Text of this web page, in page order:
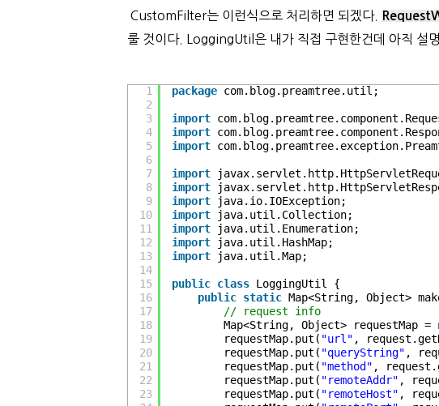
CustomFilter는 이런식으로 처리하면 되겠다.
룰 것이다. LoggingUtil은 내가 직접 구현한건데 아직 설
1
2
3
4
5
6
7
8
9
10
11
12
13
14
15
16
17
18
19
20
21
22
23
package com.blog.preamtree.util;
import
import
import
import
import
import
java.io.IOException;
import
java.util.Collection;
import
java.util.Enumeration;
import
java.util.HashMap;
import
java.util.Map;
public class LoggingUtil {
public static Map<String, Object>
// request info
Map<String, Object> requestMap =
requestMap.put( "url" ,
requestMap.put( "queryString" ,
requestMap.put( "method" ,
requestMap.put( "remoteAddr" ,
requestMap.put( "remoteHost" ,